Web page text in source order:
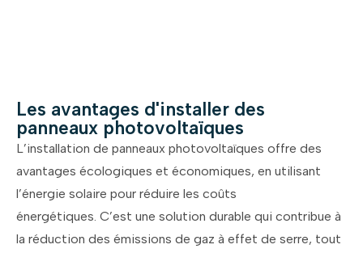
Les avantages d'installer des
panneaux photovoltaïques
L’installation de panneaux photovoltaïques offre des
avantages écologiques et économiques, en utilisant
l’énergie solaire pour réduire les coûts
énergétiques. C’est une solution durable qui contribue à
la réduction des émissions de gaz à effet de serre, tout